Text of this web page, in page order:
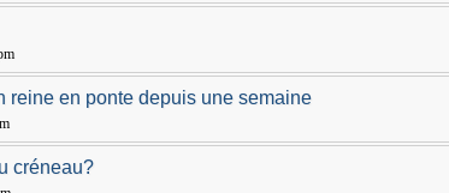
reine en ponte depuis une semaine
créneau?